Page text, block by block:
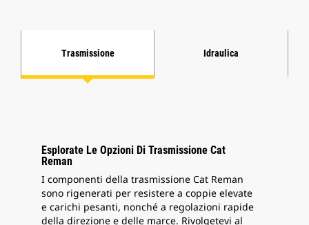
Trasmissione Idraulica
Esplorate Le Opzioni Di Trasmissione Cat
Reman
I componenti della trasmissione Cat Reman
sono rigenerati per resistere a coppie elevate
e carichi pesanti, nonché a regolazioni rapide
della direzione e delle marce. Rivolgetevi al